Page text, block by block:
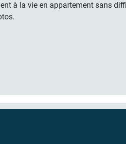
à la vie en appartement sans